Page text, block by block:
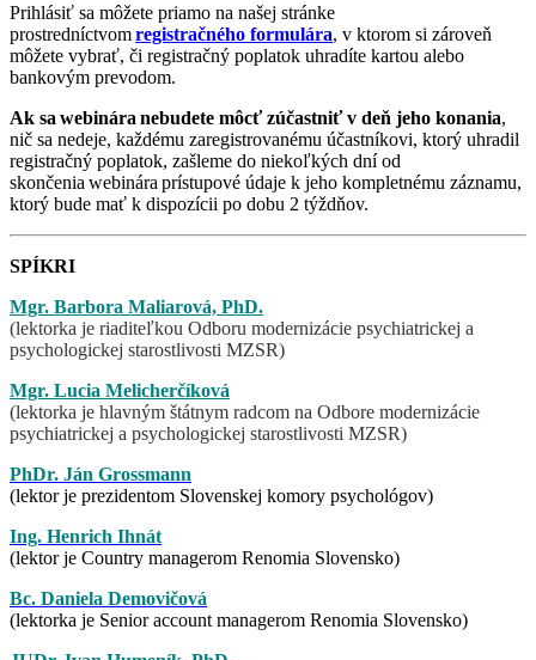
Prihlásiť sa môžete priamo na našej stránke
prostredníctvomregistračného formulára, v ktorom si zároveň
môžete vybrať, či registračný poplatok uhradíte kartou alebo
bankovým prevodom.
Ak sa webinára nebudete môcť zúčastniť v deň jeho konania,
nič sa nedeje, každému zaregistrovanému účastníkovi, ktorý uhradil
registračný poplatok, zašleme do niekoľkých dní od
skončenia webinára prístupové údaje k jeho kompletnému záznamu,
ktorý bude mať k dispozícii po dobu 2 týždňov.
SPÍKRI
Mgr. Barbora Maliarová, PhD.
(lektorka je riaditeľkou Odboru modernizácie psychiatrickej a
psychologickej starostlivosti MZSR)
Mgr. Lucia Melicherčíková
(lektorka je hlavným štátnym radcom na Odbore modernizácie
psychiatrickej a psychologickej starostlivosti MZSR)
PhDr. Ján Grossmann
(lektor je prezidentom Slovenskej komory psychológov)
Ing. Henrich Ihnát
(lektor je Country managerom Renomia Slovensko)
Bc. Daniela Demovičová
(lektorka je Senior account managerom Renomia Slovensko)